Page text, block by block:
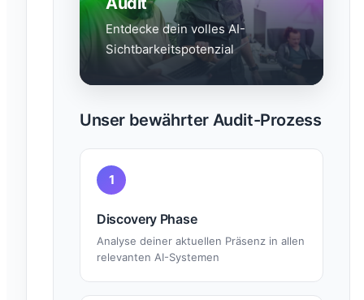
Entdecke dein volles AI-
Sichtbarkeitspotenzial
Unser bewährter Audit-Prozess
1
Discovery Phase
Analyse deiner aktuellen Präsenz in allen
relevanten AI-Systemen